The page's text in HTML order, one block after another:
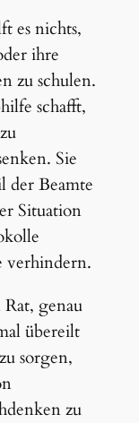
es nichts,
ihre
zu schulen.
schafft,
Sie
der Beamte
Situation
verhindern.
genau
übereilt
sorgen,
zu